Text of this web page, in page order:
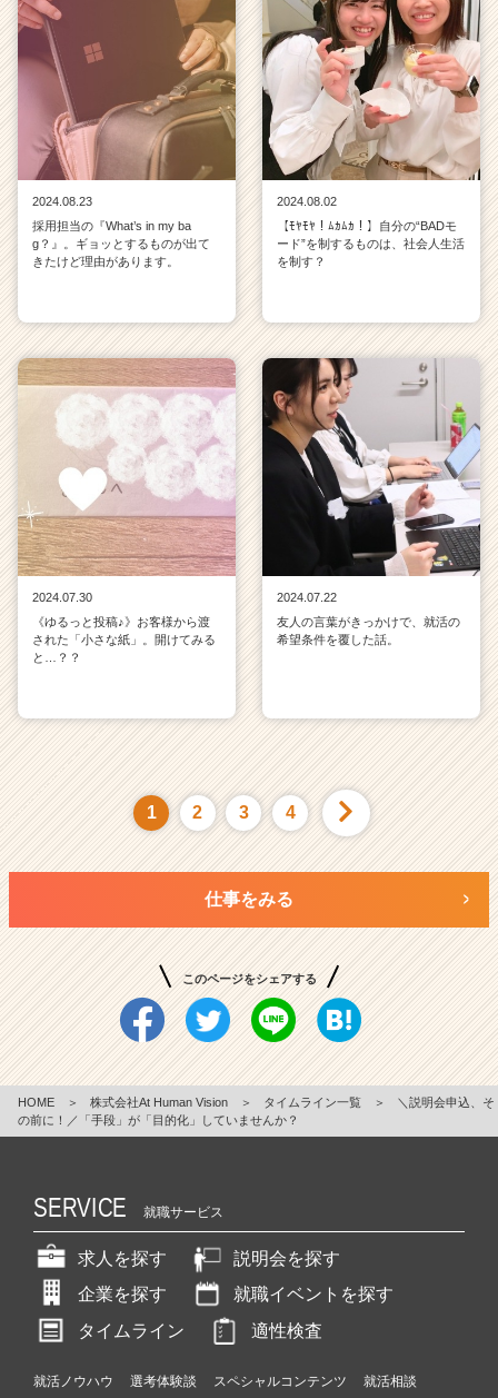
2024.08.23
採用担当の『What’s in my ba
g？』。ギョッとするものが出て
きたけど理由があります。
2024.08.02
【ﾓﾔﾓﾔ！ﾑｶﾑｶ！】自分の“BADモ
ード”を制するものは、社会人生活
を制す？
2024.07.30
《ゆるっと投稿♪》お客様から渡
された「小さな紙」。開けてみる
と…？？
2024.07.22
友人の言葉がきっかけで、就活の
希望条件を覆した話。
1 2 3 4
仕事をみる
このページをシェアする
HOME ＞ 株式会社At Human Vision ＞ タイムライン一覧 ＞
＼説明会申込、そ
の前に！／「手段」が「目的化」していませんか？
SERVICE 就職サービス
求人を探す
説明会を探す
企業を探す
就職イベントを探す
タイムライン
適性検査
就活ノウハウ 選考体験談 スペシャルコンテンツ
就活相談